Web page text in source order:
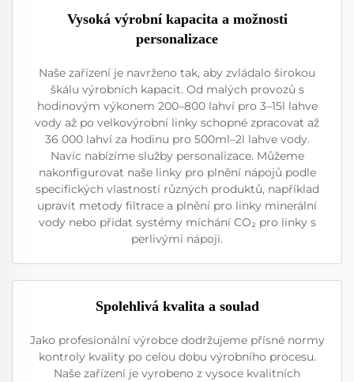
Vysoká výrobní kapacita a možnosti
personalizace
Naše zařízení je navrženo tak, aby zvládalo širokou
škálu výrobních kapacit. Od malých provozů s
hodinovým výkonem 200–800 lahví pro 3–15l lahve
vody až po velkovýrobní linky schopné zpracovat až
36 000 lahví za hodinu pro 500ml–2l lahve vody.
Navíc nabízíme služby personalizace. Můžeme
nakonfigurovat naše linky pro plnění nápojů podle
specifických vlastností různých produktů, například
upravit metody filtrace a plnění pro linky minerální
vody nebo přidat systémy míchání CO₂ pro linky s
perlivými nápoji.
Spolehlivá kvalita a soulad
Jako profesionální výrobce dodržujeme přísné normy
kontroly kvality po celou dobu výrobního procesu.
Naše zařízení je vyrobeno z vysoce kvalitních